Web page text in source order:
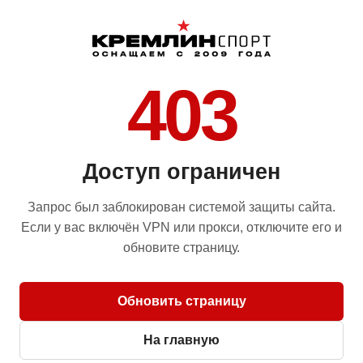
403
Доступ ограничен
Запрос был заблокирован системой защиты сайта.
Если у вас включён VPN или прокси, отключите его и
обновите страницу.
Обновить страницу
На главную